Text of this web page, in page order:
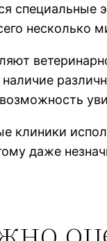
несколько
наличие
клиники
даже